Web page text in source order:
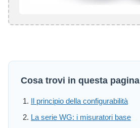
Cosa trovi in questa pagina
Il principio della configurabilità
La serie WG: i misuratori base